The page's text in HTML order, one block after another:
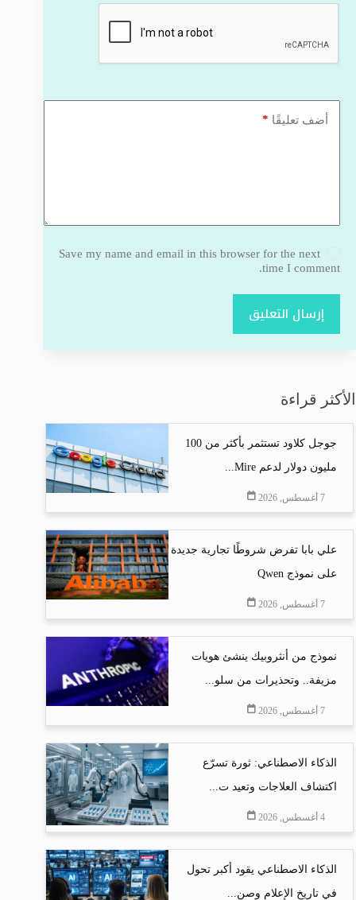
أضف تعليقًا *
Save my name and email in this browser for the next
time I comment.
إرسال التعليق
الأكثر قراءة
جوجل كلاود تستثمر بأكثر من 100
مليون دولار لدعم Mire...
7 أغسطس, 2026
علي بابا تفرض شروطًا تجارية جديدة
على نموذج Qwen
7 أغسطس, 2026
نموذج من أنثروبيك ينشئ هويات
مزيفة.. وتحذيرات من سلو...
7 أغسطس, 2026
الذكاء الاصطناعي: ثورة تسرّع
اكتشاف العلاجات وتعيد ت...
4 أغسطس, 2026
الذكاء الاصطناعي يقود أكبر تحول
في تاريخ الإعلام وصن...